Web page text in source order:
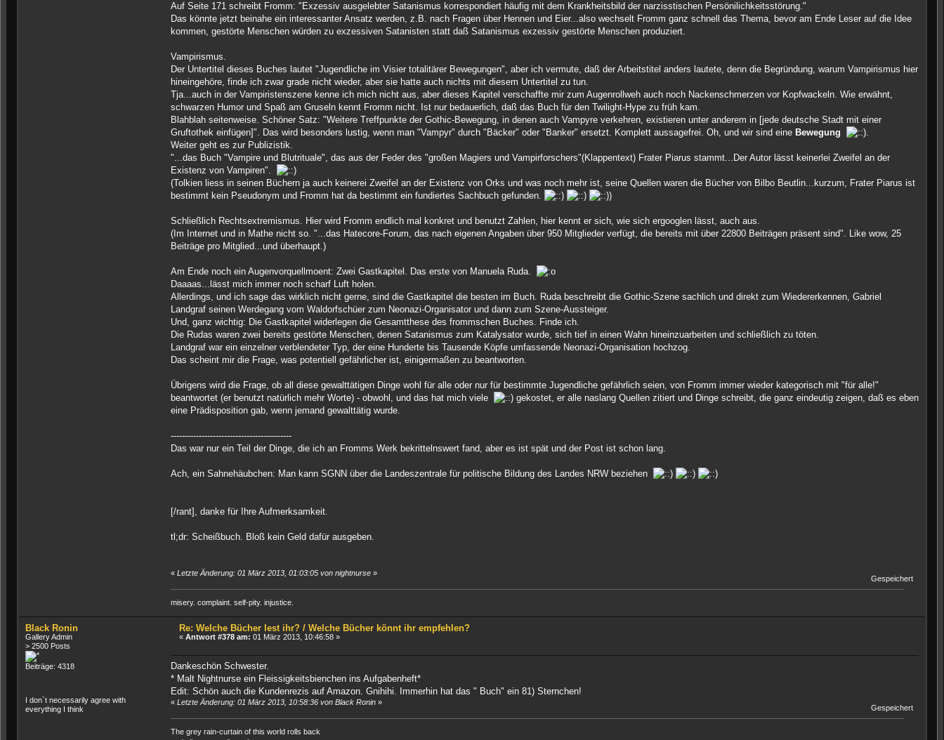
Auf Seite 171 schreibt Fromm: "Exzessiv ausgelebter Satanismus korrespondiert häufig mit dem Krankheitsbild der narzisstischen Persönilichkeitsstörung."
Das könnte jetzt beinahe ein interessanter Ansatz werden, z.B. nach Fragen über Hennen und Eier...also wechselt Fromm ganz schnell das Thema, bevor am Ende Leser auf die Idee
kommen, gestörte Menschen würden zu exzessiven Satanisten statt daß Satanismus exzessiv gestörte Menschen produziert.
Vampirismus.
Der Untertitel dieses Buches lautet "Jugendliche im Visier totalitärer Bewegungen", aber ich vermute, daß der Arbeitstitel anders lautete, denn die Begründung, warum Vampirismus hier
hineingehöre, finde ich zwar grade nicht wieder, aber sie hatte auch nichts mit diesem Untertitel zu tun.
Tja...auch in der Vampiristenszene kenne ich mich nicht aus, aber dieses Kapitel verschaffte mir zum Augenrollweh auch noch Nackenschmerzen vor Kopfwackeln. Wie erwähnt,
schwarzen Humor und Spaß am Gruseln kennt Fromm nicht. Ist nur bedauerlich, daß das Buch für den Twilight-Hype zu früh kam.
Blahblah seitenweise. Schöner Satz: "Weitere Treffpunkte der Gothic-Bewegung, in denen auch Vampyre verkehren, existieren unter anderem in [jede deutsche Stadt mit einer
Gruftothek einfügen]". Das wird besonders lustig, wenn man "Vampyr" durch "Bäcker" oder "Banker" ersetzt. Komplett aussagefrei. Oh, und wir sind eine Bewegung
.
Weiter geht es zur Publizistik.
"...das Buch "Vampire und Blutrituale", das aus der Feder des "großen Magiers und Vampirforschers"(Klappentext) Frater Piarus stammt...Der Autor lässt keinerlei Zweifel an der
Existenz von Vampiren".
(Tolkien liess in seinen Büchern ja auch keinerei Zweifel an der Existenz von Orks und was noch mehr ist, seine Quellen waren die Bücher von Bilbo Beutlin...kurzum, Frater Piarus ist
bestimmt kein Pseudonym und Fromm hat da bestimmt ein fundiertes Sachbuch gefunden.
)
Schließlich Rechtsextremismus. Hier wird Fromm endlich mal konkret und benutzt Zahlen, hier kennt er sich, wie sich ergooglen lässt, auch aus.
(Im Internet und in Mathe nicht so. "...das Hatecore-Forum, das nach eigenen Angaben über 950 Mitglieder verfügt, die bereits mit über 22800 Beiträgen präsent sind". Like wow, 25
Beiträge pro Mitglied...und überhaupt.)
Am Ende noch ein Augenvorquellmoent: Zwei Gastkapitel. Das erste von Manuela Ruda.
Daaaas...lässt mich immer noch scharf Luft holen.
Allerdings, und ich sage das wirklich nicht gerne, sind die Gastkapitel die besten im Buch. Ruda beschreibt die Gothic-Szene sachlich und direkt zum Wiedererkennen, Gabriel
Landgraf seinen Werdegang vom Waldorfschüer zum Neonazi-Organisator und dann zum Szene-Aussteiger.
Und, ganz wichtig: Die Gastkapitel widerlegen die Gesamtthese des frommschen Buches. Finde ich.
Die Rudas waren zwei bereits gestörte Menschen, denen Satanismus zum Katalysator wurde, sich tief in einen Wahn hineinzuarbeiten und schließlich zu töten.
Landgraf war ein einzelner verblendeter Typ, der eine Hunderte bis Tausende Köpfe umfassende Neonazi-Organisation hochzog.
Das scheint mir die Frage, was potentiell gefährlicher ist, einigermaßen zu beantworten.
Übrigens wird die Frage, ob all diese gewalttätigen Dinge wohl für alle oder nur für bestimmte Jugendliche gefährlich seien, von Fromm immer wieder kategorisch mit "für alle!"
beantwortet (er benutzt natürlich mehr Worte) - obwohl, und das hat mich viele
gekostet, er alle naslang Quellen zitiert und Dinge schreibt, die ganz eindeutig zeigen, daß es eben
eine Prädisposition gab, wenn jemand gewalttätig wurde.
-------------------------------------------
Das war nur ein Teil der Dinge, die ich an Fromms Werk bekrittelnswert fand, aber es ist spät und der Post ist schon lang.
Ach, ein Sahnehäubchen: Man kann SGNN über die Landeszentrale für politische Bildung des Landes NRW beziehen
[/rant], danke für Ihre Aufmerksamkeit.
tl;dr: Scheißbuch. Bloß kein Geld dafür ausgeben.
« Letzte Änderung: 01 März 2013, 01:03:05 von nightnurse»
Gespeichert
misery. complaint. self-pity. injustice.
Black Ronin
Gallery Admin
> 2500 Posts
Beiträge: 4318
I don`t necessarily agree with
everything I think
Re: Welche Bücher lest ihr? / Welche Bücher könnt ihr empfehlen?
«Antwort #378 am: 01 März 2013, 10:46:58 »
Dankeschön Schwester.
* Malt Nightnurse ein Fleissigkeitsbienchen ins Aufgabenheft*
Edit: Schön auch die Kundenrezis auf Amazon. Gnihihi. Immerhin hat das " Buch" ein 81) Sternchen!
« Letzte Änderung: 01 März 2013, 10:58:36 von Black Ronin»
Gespeichert
The grey rain-curtain of this world rolls back